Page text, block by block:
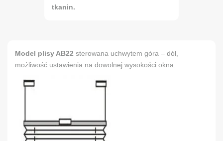
tkanin.
Model plisy AB22 sterowana uchwytem góra – dół,
możliwość ustawienia na dowolnej wysokości okna.